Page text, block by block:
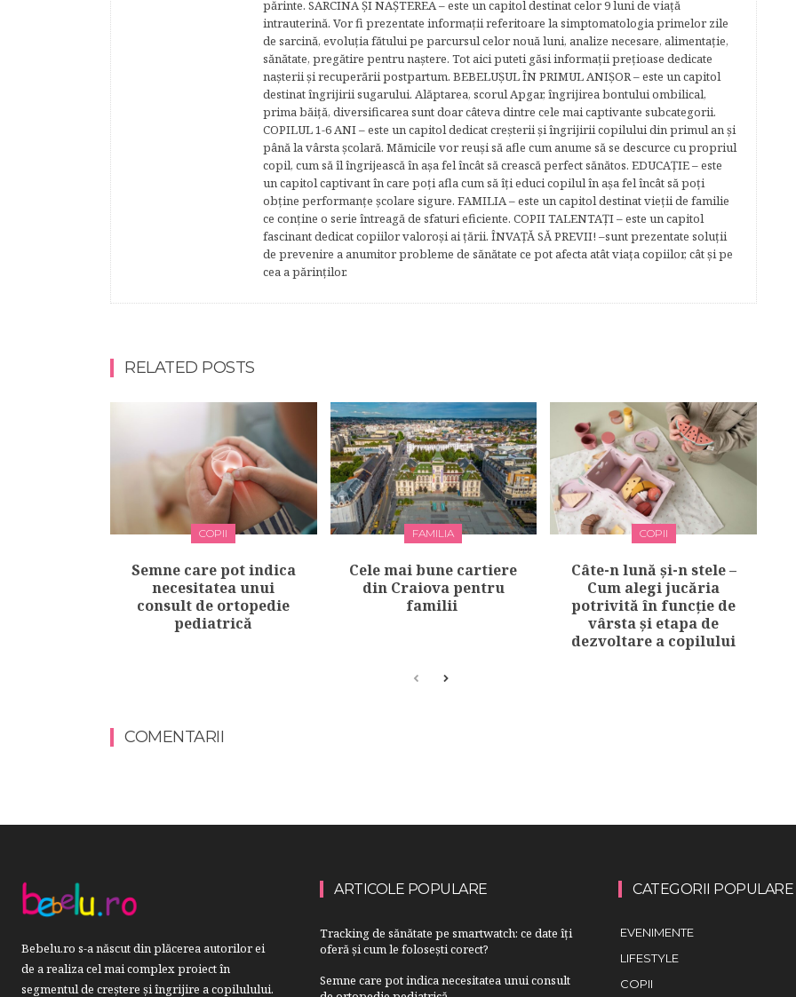
părinte. SARCINA ŞI NAŞTEREA – este un capitol destinat celor 9 luni de viaţă
intrauterină. Vor fi prezentate informaţii referitoare la simptomatologia primelor zile
de sarcină, evoluţia fătului pe parcursul celor nouă luni, analize necesare, alimentaţie,
sănătate, pregătire pentru naştere. Tot aici puteti găsi informaţii preţioase dedicate
naşterii şi recuperării postpartum. BEBELUŞUL ÎN PRIMUL ANIŞOR – este un capitol
destinat îngrijirii sugarului. Alăptarea, scorul Apgar, îngrijirea bontului ombilical,
prima băiţă, diversificarea sunt doar câteva dintre cele mai captivante subcategorii.
COPILUL 1-6 ANI – este un capitol dedicat creşterii şi îngrijirii copilului din primul an şi
până la vârsta şcolară. Mămicile vor reuşi să afle cum anume să se descurce cu propriul
copil, cum să îl îngrijească în aşa fel încât să crească perfect sănătos. EDUCAŢIE – este
un capitol captivant în care poţi afla cum să îţi educi copilul în aşa fel încât să poţi
obţine performanţe şcolare sigure. FAMILIA – este un capitol destinat vieţii de familie
ce conţine o serie întreagă de sfaturi eficiente. COPII TALENTAŢI – este un capitol
fascinant dedicat copiilor valoroși ai țării. ÎNVAŢĂ SĂ PREVII! –sunt prezentate soluţii
de prevenire a anumitor probleme de sănătate ce pot afecta atât viaţa copiilor, cât şi pe
cea a părinţilor.
RELATED POSTS
COPII
Semne care pot indica
necesitatea unui
consult de ortopedie
pediatrică
FAMILIA
Cele mai bune cartiere
din Craiova pentru
familii
COPII
Câte-n lună și-n stele –
Cum alegi jucăria
potrivită în funcție de
vârsta și etapa de
dezvoltare a copilului
COMENTARII
Bebelu.ro s-a născut din plăcerea autorilor ei
de a realiza cel mai complex proiect în
segmentul de creştere şi îngrijire a copilulului.
ARTICOLE POPULARE
Tracking de sănătate pe smartwatch: ce date îți
oferă și cum le folosești corect?
Semne care pot indica necesitatea unui consult
CATEGORII POPULARE
EVENIMENTE
LIFESTYLE
COPII